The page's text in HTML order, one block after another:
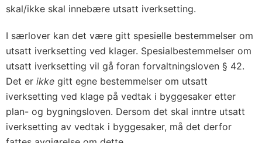
skal/ikke skal innebære utsatt iverksetting.
I særlover kan det være gitt spesielle bestemmelser om
utsatt iverksetting ved klager. Spesialbestemmelser om
utsatt iverksetting vil gå foran forvaltningsloven § 42.
Det er ikke gitt egne bestemmelser om utsatt
iverksetting ved klage på vedtak i byggesaker etter
plan- og bygningsloven. Dersom det skal inntre utsatt
iverksetting av vedtak i byggesaker, må det derfor